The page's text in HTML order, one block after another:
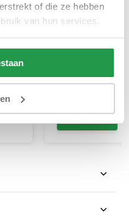
of die ze hebben
van hun services.
Topper
Satijn Antraciet